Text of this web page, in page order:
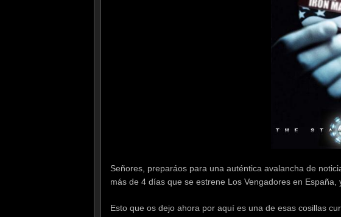
Señores, preparáos para una auténtica avalancha de
más de 4 días que se estrene Los Vengadores en
Esto que os dejo ahora por aquí es una de esas cosillas